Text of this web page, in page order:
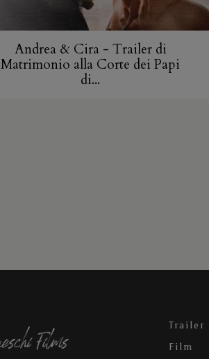
Andrea & Cira - Trailer di
Matrimonio alla Corte dei Papi
di...
Trailer
Film